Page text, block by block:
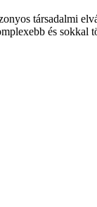
társadalmi
és sokkal